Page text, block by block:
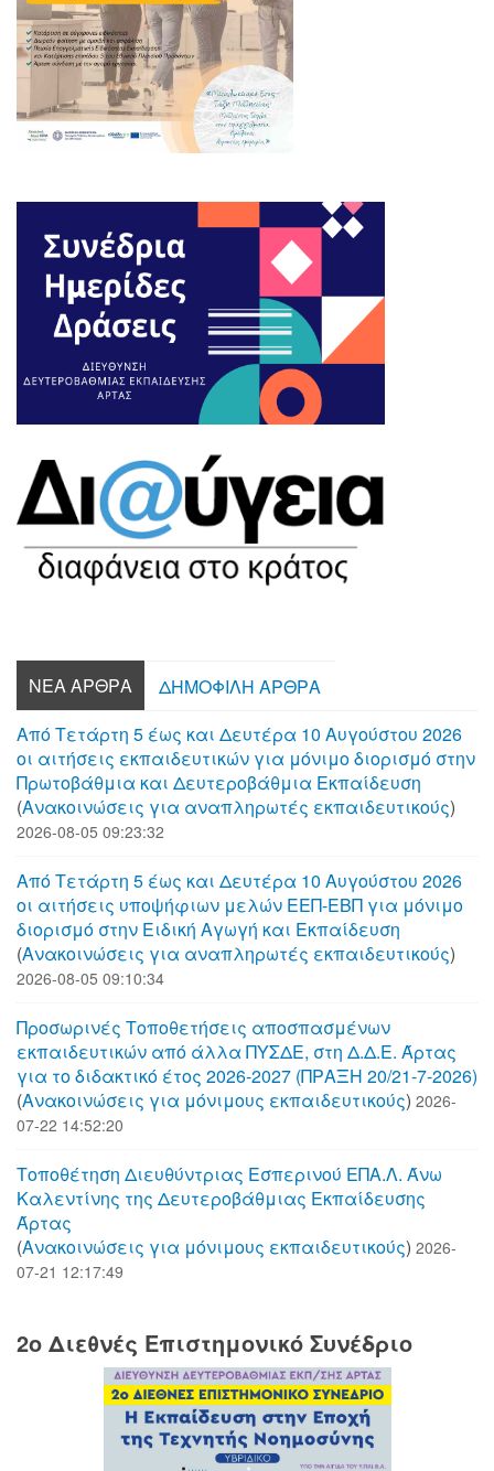
ΝΈΑ ΆΡΘΡΑ
ΔΗΜΟΦΙΛΉ ΆΡΘΡΑ
Από Τετάρτη 5 έως και Δευτέρα 10 Αυγούστου 2026
οι αιτήσεις εκπαιδευτικών για μόνιμο διορισμό στην
Πρωτοβάθμια και Δευτεροβάθμια Εκπαίδευση
(Aνακοινώσεις για αναπληρωτές εκπαιδευτικούς)
2026-08-05 09:23:32
Από Τετάρτη 5 έως και Δευτέρα 10 Αυγούστου 2026
οι αιτήσεις υποψήφιων μελών ΕΕΠ-ΕΒΠ για μόνιμο
διορισμό στην Ειδική Αγωγή και Εκπαίδευση
(Aνακοινώσεις για αναπληρωτές εκπαιδευτικούς)
2026-08-05 09:10:34
Προσωρινές Τοποθετήσεις αποσπασμένων
εκπαιδευτικών από άλλα ΠΥΣΔΕ, στη Δ.Δ.Ε. Άρτας
για το διδακτικό έτος 2026-2027 (ΠΡΑΞΗ 20/21-7-2026)
(Aνακοινώσεις για μόνιμους εκπαιδευτικούς) 2026-
07-22 14:52:20
Τοποθέτηση Διευθύντριας Εσπερινού ΕΠΑ.Λ. Άνω
Καλεντίνης της Δευτεροβάθμιας Εκπαίδευσης
Άρτας
(Aνακοινώσεις για μόνιμους εκπαιδευτικούς) 2026-
07-21 12:17:49
2o Διεθνές Επιστημονικό Συνέδριο